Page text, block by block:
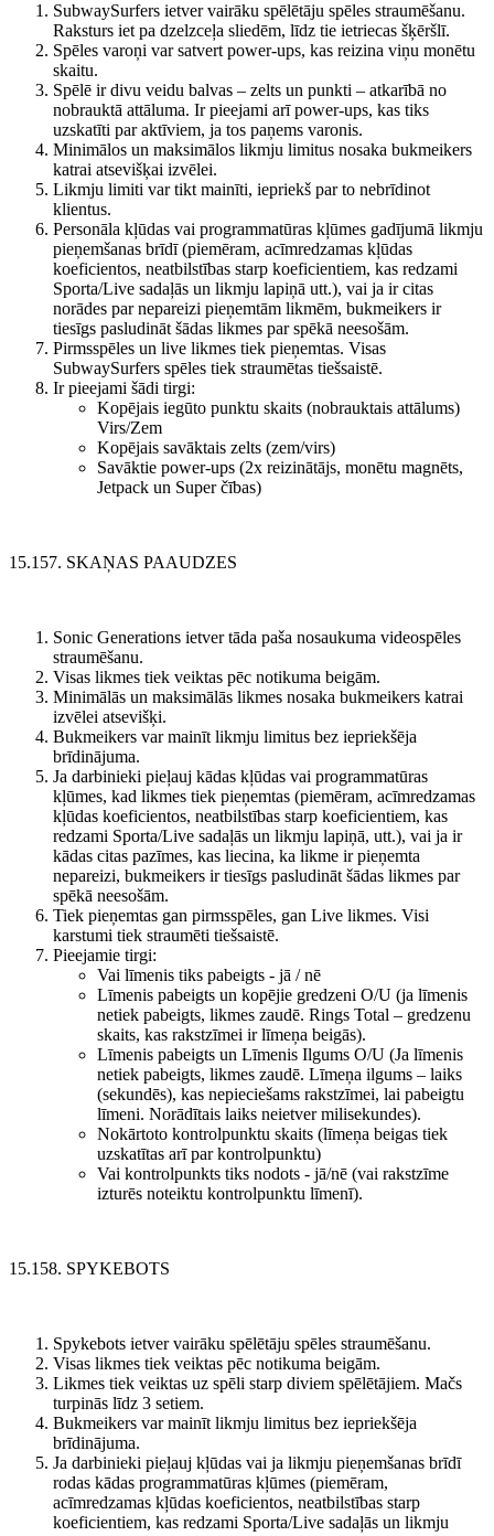
SubwaySurfers ietver vairāku spēlētāju spēles straumēšanu.
Raksturs iet pa dzelzceļa sliedēm, līdz tie ietriecas šķēršlī.
Spēles varoņi var satvert power-ups, kas reizina viņu monētu
skaitu.
Spēlē ir divu veidu balvas – zelts un punkti – atkarībā no
nobrauktā attāluma. Ir pieejami arī power-ups, kas tiks
uzskatīti par aktīviem, ja tos paņems varonis.
Minimālos un maksimālos likmju limitus nosaka bukmeikers
katrai atsevišķai izvēlei.
Likmju limiti var tikt mainīti, iepriekš par to nebrīdinot
klientus.
Personāla kļūdas vai programmatūras kļūmes gadījumā likmju
pieņemšanas brīdī (piemēram, acīmredzamas kļūdas
koeficientos, neatbilstības starp koeficientiem, kas redzami
Sporta/Live sadaļās un likmju lapiņā utt.), vai ja ir citas
norādes par nepareizi pieņemtām likmēm, bukmeikers ir
tiesīgs pasludināt šādas likmes par spēkā neesošām.
Pirmsspēles un live likmes tiek pieņemtas. Visas
SubwaySurfers spēles tiek straumētas tiešsaistē.
Ir pieejami šādi tirgi:
Kopējais iegūto punktu skaits (nobrauktais attālums)
Virs/Zem
Kopējais savāktais zelts (zem/virs)
Savāktie power-ups (2x reizinātājs, monētu magnēts,
Jetpack un Super čības)
15.157. SKAŅAS PAAUDZES
Sonic Generations ietver tāda paša nosaukuma videospēles
straumēšanu.
Visas likmes tiek veiktas pēc notikuma beigām.
Minimālās un maksimālās likmes nosaka bukmeikers katrai
izvēlei atsevišķi.
Bukmeikers var mainīt likmju limitus bez iepriekšēja
brīdinājuma.
Ja darbinieki pieļauj kādas kļūdas vai programmatūras
kļūmes, kad likmes tiek pieņemtas (piemēram, acīmredzamas
kļūdas koeficientos, neatbilstības starp koeficientiem, kas
redzami Sporta/Live sadaļās un likmju lapiņā, utt.), vai ja ir
kādas citas pazīmes, kas liecina, ka likme ir pieņemta
nepareizi, bukmeikers ir tiesīgs pasludināt šādas likmes par
spēkā neesošām.
Tiek pieņemtas gan pirmsspēles, gan Live likmes. Visi
karstumi tiek straumēti tiešsaistē.
Pieejamie tirgi:
Vai līmenis tiks pabeigts - jā / nē
Līmenis pabeigts un kopējie gredzeni O/U (ja līmenis
netiek pabeigts, likmes zaudē. Rings Total – gredzenu
skaits, kas rakstzīmei ir līmeņa beigās).
Līmenis pabeigts un Līmenis Ilgums O/U (Ja līmenis
netiek pabeigts, likmes zaudē. Līmeņa ilgums – laiks
(sekundēs), kas nepieciešams rakstzīmei, lai pabeigtu
līmeni. Norādītais laiks neietver milisekundes).
Nokārtoto kontrolpunktu skaits (līmeņa beigas tiek
uzskatītas arī par kontrolpunktu)
Vai kontrolpunkts tiks nodots - jā/nē (vai rakstzīme
izturēs noteiktu kontrolpunktu līmenī).
15.158. SPYKEBOTS
Spykebots ietver vairāku spēlētāju spēles straumēšanu.
Visas likmes tiek veiktas pēc notikuma beigām.
Likmes tiek veiktas uz spēli starp diviem spēlētājiem. Mačs
turpinās līdz 3 setiem.
Bukmeikers var mainīt likmju limitus bez iepriekšēja
brīdinājuma.
Ja darbinieki pieļauj kļūdas vai ja likmju pieņemšanas brīdī
rodas kādas programmatūras kļūmes (piemēram,
acīmredzamas kļūdas koeficientos, neatbilstības starp
koeficientiem, kas redzami Sporta/Live sadaļās un likmju